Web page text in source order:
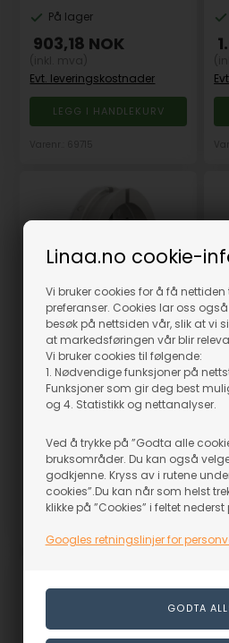
Linaa.no cookie-
Vi bruker cookies for å få
preferanser. Cookies lar oss
besøk på nettsiden vår, slik at vi
at markedsføringen vår blir
Vi bruker cookies til følgende:
1. Nødvendige funksjoner på
Funksjoner som gir deg best
og 4. Statistikk og nettanalyser.
Ved å trykke på ”Godta alle
bruksområder. Du kan også
godkjenne. Kryss av i rutene
cookies”.Du kan når som helst
klikke på ”Cookies” i feltet
Googles retningslinjer for
På lager
903,18 NOK
Evt. leveringskostnader
Bakkesett Axminster
Gripper-bakker Type BF
På lager
(inkl. mva)
Evt. leveringskostnader